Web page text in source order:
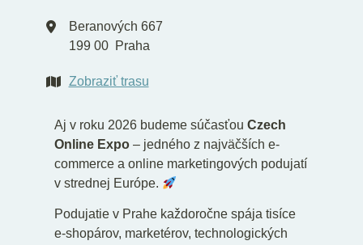
Beranových 667
199 00 Praha
Zobraziť trasu
Aj v roku 2026 budeme súčasťou Czech
Online Expo– jedného z najväčších e-
commerce a online marketingových podujatí
v strednej Európe.
Podujatie v Prahe každoročne spája tisíce
e-shopárov, marketérov, technologických